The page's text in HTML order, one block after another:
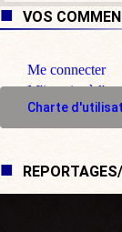
VOS
Me connecter
M'inscrire à
Charte